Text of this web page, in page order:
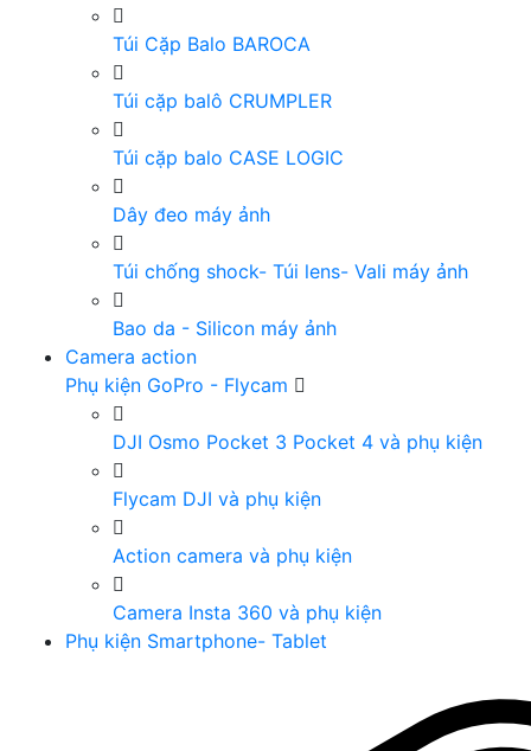
Túi Cặp Balo BAROCA
Túi cặp balô CRUMPLER
Túi cặp balo CASE LOGIC
Dây đeo máy ảnh
Túi chống shock- Túi lens- Vali máy ảnh
Bao da - Silicon máy ảnh
Camera action
Phụ kiện GoPro - Flycam
DJI Osmo Pocket 3 Pocket 4 và phụ kiện
Flycam DJI và phụ kiện
Action camera và phụ kiện
Camera Insta 360 và phụ kiện
Phụ kiện Smartphone- Tablet